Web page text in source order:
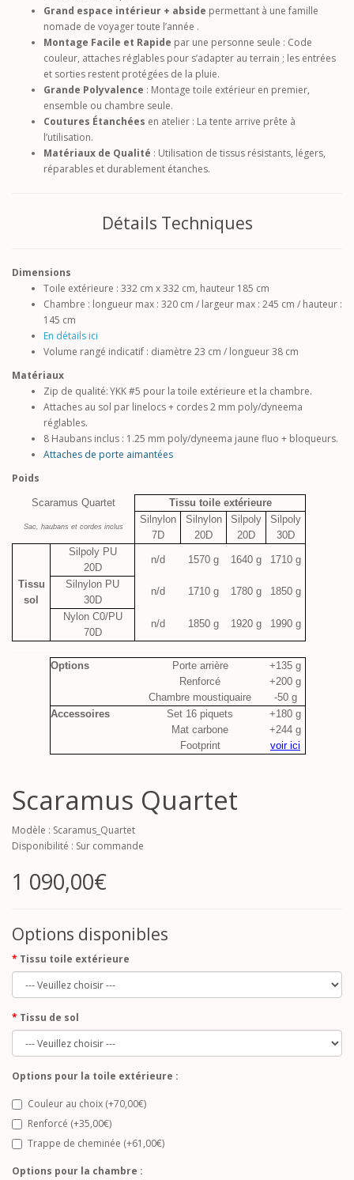
Grand espace intérieur + abside permettant à une famille
nomade de voyager toute l’année .
Montage Facile et Rapide par une personne seule : Code
couleur, attaches réglables pour s’adapter au terrain ; les entrées
et sorties restent protégées de la pluie.
Grande Polyvalence : Montage toile extérieur en premier,
ensemble ou chambre seule.
Coutures Étanchées en atelier : La tente arrive prête à
l’utilisation.
Matériaux de Qualité : Utilisation de tissus résistants, légers,
réparables et durablement étanches.
Détails Techniques
Dimensions
Toile extérieure : 332 cm x 332 cm, hauteur 185 cm
Chambre : longueur max : 320 cm / largeur max : 245 cm / hauteur :
145 cm
En détails ici
Volume rangé indicatif : diamètre 23 cm / longueur 38 cm
Matériaux
Zip de qualité: YKK #5 pour la toile extérieure et la chambre.
Attaches au sol par linelocs + cordes 2 mm poly/dyneema
réglables.
8 Haubans inclus : 1.25 mm poly/dyneema jaune fluo + bloqueurs.
Attaches de porte aimantées
Poids
Scaramus Quartet Tissu toile extérieure
Sac, haubans et cordes inclus
Silnylon
7D
Silnylon
20D
Silpoly
20D
Silpoly
30D
Tissu
sol
Silpoly PU
20D
n/d 1570 g 1640 g 1710 g
Silnylon PU
30D
n/d 1710 g 1780 g 1850 g
Nylon C0/PU
70D
n/d 1850 g 1920 g 1990 g
Options
Porte arrière
+135 g
Renforcé
+200 g
Chambre moustiquaire
-50 g
Accessoires
Set 16 piquets
+180 g
Mat carbone
+244 g
Footprint
voir ici
Scaramus Quartet
Modèle : Scaramus_Quartet
Disponibilité : Sur commande
1 090,00€
Options disponibles
Tissu toile extérieure
Tissu de sol
Options pour la toile extérieure :
Couleur au choix (+70,00€)
Renforcé (+35,00€)
Trappe de cheminée (+61,00€)
Options pour la chambre :